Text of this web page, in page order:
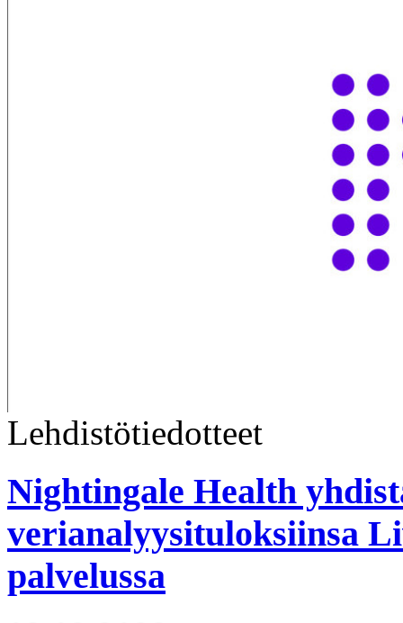
Lehdistötiedotteet
Nightingale Health
verianalyysituloksiinsa
palvelussa